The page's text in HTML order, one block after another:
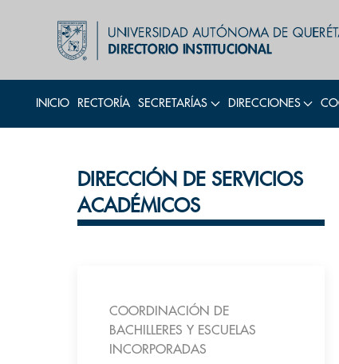
INICIO RECTORÍA SECRETARÍAS DIRECCIONES
DIRECCIÓN DE SERVICIOS
ACADÉMICOS
COORDINACIÓN DE
BACHILLERES Y ESCUELAS
INCORPORADAS